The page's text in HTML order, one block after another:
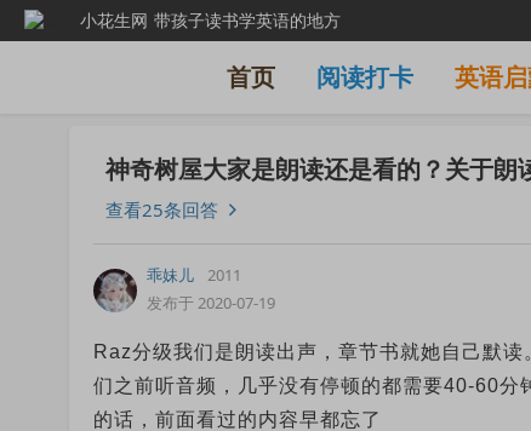
小花生网 带孩子读书学英语的地方
首页 阅读打卡 英语
神奇树屋大家是朗读还是看的？关于朗
查看25条回答
乖妹儿
2011
发布于 2020-07-19
Raz分级我们是朗读出声，章节书就她自己默
们之前听音频，几乎没有停顿的都需要40-60
的话，前面看过的内容早都忘了